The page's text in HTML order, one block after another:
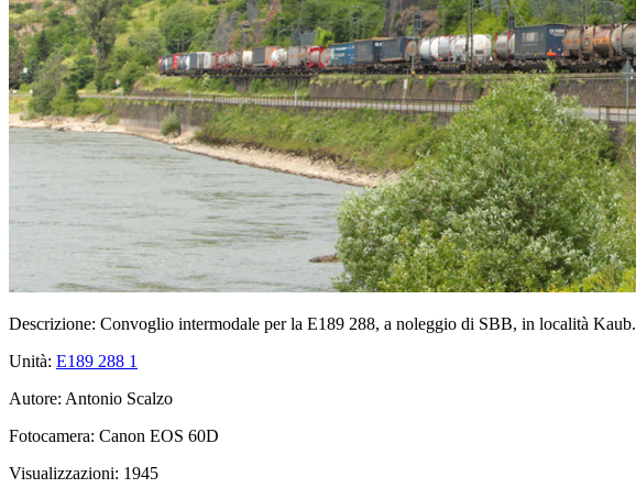
Descrizione: Convoglio intermodale per la E189 288, a noleggio di SBB, in località Kaub.
Unità: E189 288 1
Autore: Antonio Scalzo
Fotocamera: Canon EOS 60D
Visualizzazioni: 1945